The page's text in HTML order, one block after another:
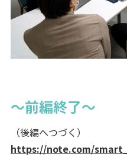
～前編終了～
（後編へつづく）
https://note.com/